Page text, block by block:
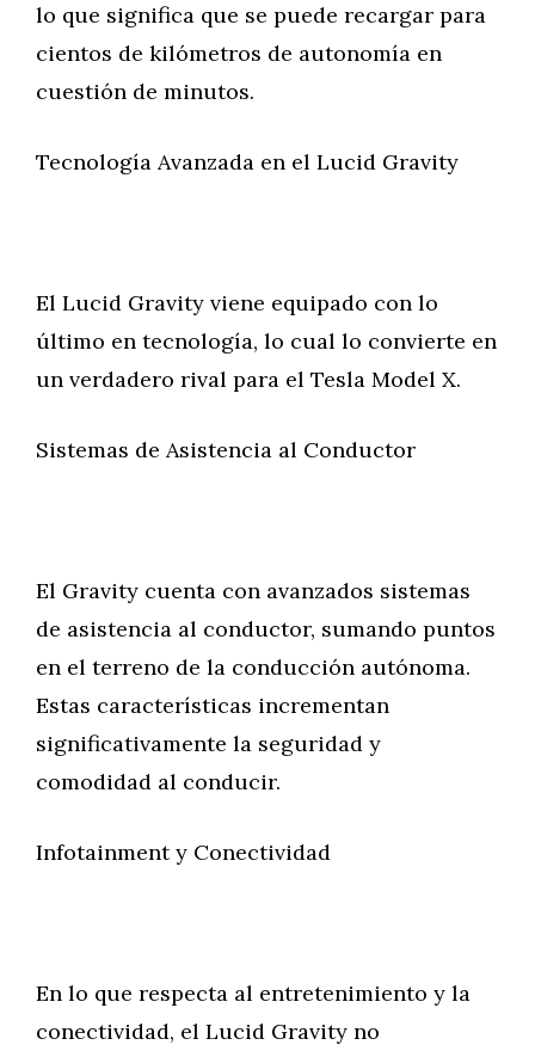
lo que significa que se puede recargar para
cientos de kilómetros de autonomía en
cuestión de minutos.
Tecnología Avanzada en el Lucid Gravity
El Lucid Gravity viene equipado con lo
último en tecnología, lo cual lo convierte en
un verdadero rival para el Tesla Model X.
Sistemas de Asistencia al Conductor
El Gravity cuenta con avanzados sistemas
de asistencia al conductor, sumando puntos
en el terreno de la conducción autónoma.
Estas características incrementan
significativamente la seguridad y
comodidad al conducir.
Infotainment y Conectividad
En lo que respecta al entretenimiento y la
conectividad, el Lucid Gravity no